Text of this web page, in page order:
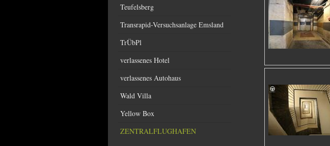
Teufelsberg
Transrapid-Versuchsanlage Emsland
TrÜbPl
verlassenes Hotel
verlassenes Autohaus
Wald Villa
Yellow Box
ZENTRALFLUGHAFEN